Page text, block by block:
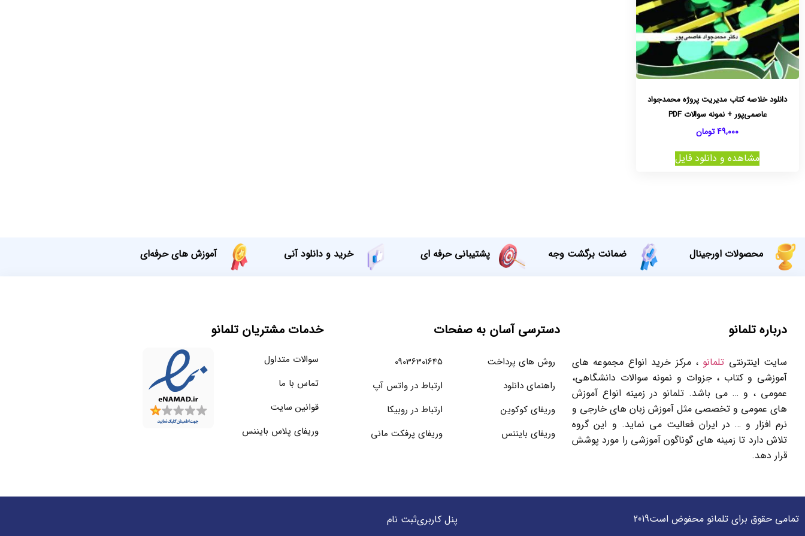
دانلود خلاصه کتاب مدیریت پروژه محمدجواد
عاصمی‌پور + نمونه سوالات PDF
49,000تومان
مشاهده و دانلود فایل
محصولات اورجینال ضمانت برگشت وجه پشتیبانی حرفه ای خرید و دانلود آنی آموزش های حرفه‌ای
درباره تلمانو
سایت اینترنتی تلمانو ، مرکز خرید انواع مجموعه های
آموزشی و کتاب ، جزوات و نمونه سوالات دانشگاهی،
عمومی ، و … می باشد. تلمانو در زمینه انواع آموزش
های عمومی و تخصصی مثل آموزش زبان های خارجی و
نرم افزار و … در ایران فعالیت می نماید. و این گروه
تلاش دارد تا زمینه های گوناگون آموزشی را مورد پوشش
قرار دهد.
دسترسی آسان به صفحات
روش های پرداخت
راهنمای دانلود
وریفای کوکوین
وریفای بایننس
09036301645
ارتباط در واتس آپ
ارتباط در روبیکا
وریفای پرفکت مانی
خدمات مشتریان تلمانو
سوالات متداول
تماس با ما
قوانین سایت
وریفای پلاس بایننس
تمامی حقوق برای تلمانو محفوض است2019 پنل کاربریثبت نام